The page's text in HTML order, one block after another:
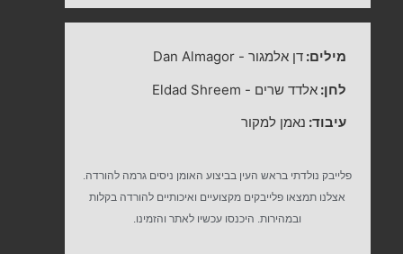
מילים:דן אלמגור -
Dan Almagor
לחן:אלדד שרים -
Eldad Shreem
עיבוד: נאמן למקור
פלייבק נולדתי בראש העין בביצוע האומן ניסים גרמה להורדה.
אצלנו תמצאו פלייבקים מקצועיים ואיכותיים להורדה בקלות
ובמהירות. היכנסו עכשיו לאתר והזמינו.